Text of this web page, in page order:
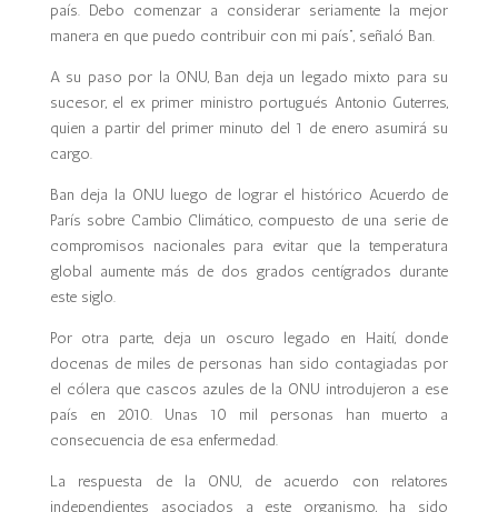
país. Debo comenzar a considerar seriamente la mejor
manera en que puedo contribuir con mi país”, señaló Ban.
A su paso por la ONU, Ban deja un legado mixto para su
sucesor, el ex primer ministro portugués Antonio Guterres,
quien a partir del primer minuto del 1 de enero asumirá su
cargo.
Ban deja la ONU luego de lograr el histórico Acuerdo de
París sobre Cambio Climático, compuesto de una serie de
compromisos nacionales para evitar que la temperatura
global aumente más de dos grados centígrados durante
este siglo.
Por otra parte, deja un oscuro legado en Haití, donde
docenas de miles de personas han sido contagiadas por
el cólera que cascos azules de la ONU introdujeron a ese
país en 2010. Unas 10 mil personas han muerto a
consecuencia de esa enfermedad.
La respuesta de la ONU, de acuerdo con relatores
independientes asociados a este organismo, ha sido